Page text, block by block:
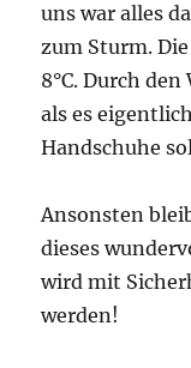
uns war alles
zum Sturm.
8°C. Durch
als es
Handschuhe
Ansonsten
dieses
wird mit
werden!